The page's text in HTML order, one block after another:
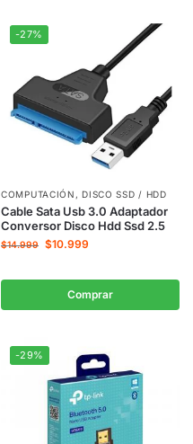
-27%
COMPUTACIÓN ,DISCO SSD / HDD
Cable Sata Usb 3.0 Adaptador
Conversor Disco Hdd Ssd 2.5
$14.999 $10.999
Comprar
-29%